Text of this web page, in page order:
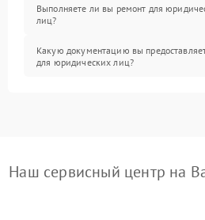
Выполняете ли вы ремонт для
лиц?
Какую документацию вы
для юридических лиц?
Наш сервисный центр на